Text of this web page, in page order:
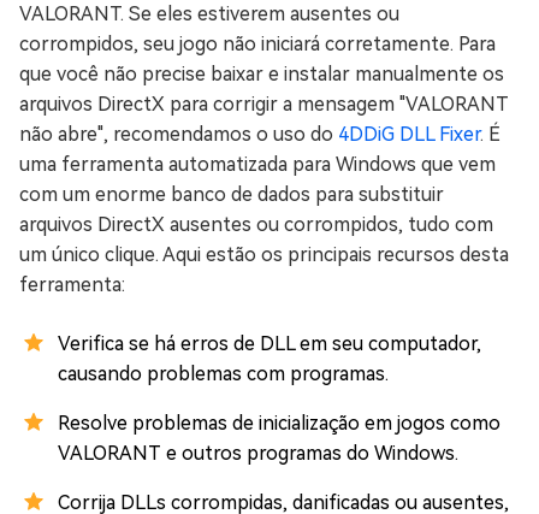
VALORANT. Se eles estiverem ausentes ou
corrompidos, seu jogo não iniciará corretamente. Para
que você não precise baixar e instalar manualmente os
arquivos DirectX para corrigir a mensagem "VALORANT
não abre", recomendamos o uso do 4DDiG DLL Fixer. É
uma ferramenta automatizada para Windows que vem
com um enorme banco de dados para substituir
arquivos DirectX ausentes ou corrompidos, tudo com
um único clique. Aqui estão os principais recursos desta
ferramenta:
Verifica se há erros de DLL em seu computador,
causando problemas com programas.
Resolve problemas de inicialização em jogos como
VALORANT e outros programas do Windows.
Corrija DLLs corrompidas, danificadas ou ausentes,